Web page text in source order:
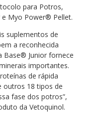
para Potros,
Myo Power® Pellet.
suplementos de
a reconhecida
Base® Junior fornece
importantes.
de rápida
outros 18 tipos de
fase dos potros”,
da Vetoquinol.